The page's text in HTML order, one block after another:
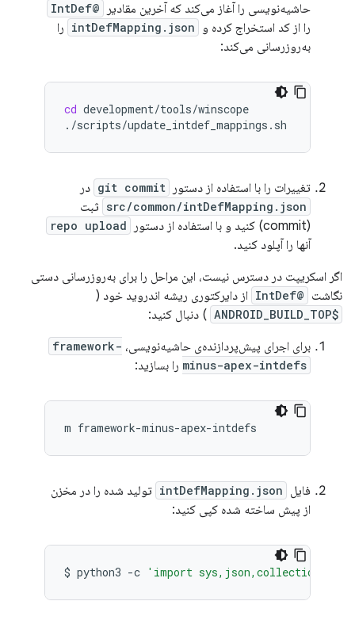
حاشیه‌نویسی را آغاز می‌کند که آخرین مقادیر
@IntDef
را از کد استخراج کرده و intDefMapping.json را
به‌روزرسانی می‌کند:
cd development/tools/winscope
تغییرات را با استفاده از دستور git commit در
src/common/intDefMapping.json ثبت
(commit) کنید و با استفاده از دستور
repo upload
آنها را آپلود کنید.
اگر اسکریپت در دسترس نیست، این مراحل را برای به‌روزرسانی دستی
نگاشت @IntDef از دایرکتوری ریشه اندروید خود (
$ANDROID_BUILD_TOP
) دنبال کنید:
برای اجرای پیش‌پردازنده‌ی حاشیه‌نویسی، framework-
minus-apex-intdefs را بسازید:
m
فایل intDefMapping.json تولید شده را در مخزن
از پیش ساخته شده کپی کنید:
$ python3 -c 'import sys,json,collections;